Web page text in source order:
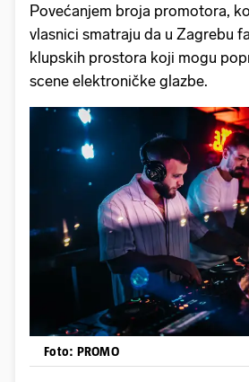
Povećanjem broja promotora,
vlasnici smatraju da u Zagrebu
klupskih prostora koji mogu
scene elektroničke glazbe.
Foto: PROMO